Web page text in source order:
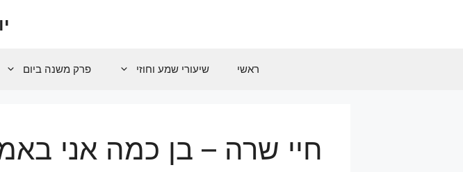
ראשי שיעורי שמע וחוזי פרק משנה ביום
חיי שרה – בן כמה אני